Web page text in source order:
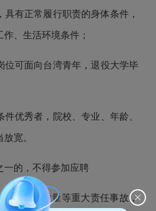
具有正常履行职责的身体条件，
、生活环境条件；
位可面向台湾青年，退役大学毕
件优秀者，院校、专业、年龄、
放宽。
一的，不得参加应聘
生安全、质量等重大责任事故，